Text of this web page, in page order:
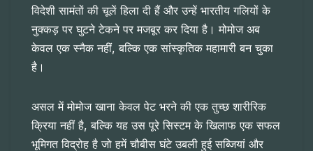
विदेशी सामंतों की चूलें हिला दी हैं और उन्हें भारतीय गलियों के
नुक्कड़ पर घुटने टेकने पर मजबूर कर दिया है। मोमोज अब
केवल एक स्नैक नहीं, बल्कि एक सांस्कृतिक महामारी बन चुका
है।
असल में मोमोज खाना केवल पेट भरने की एक तुच्छ शारीरिक
क्रिया नहीं है, बल्कि यह उस पूरे सिस्टम के खिलाफ एक सफल
भूमिगत विद्रोह है जो हमें चौबीस घंटे उबली हुई सब्जियां और